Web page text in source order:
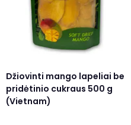
Džiovinti mango lapeliai be
pridėtinio cukraus 500 g
(Vietnam)